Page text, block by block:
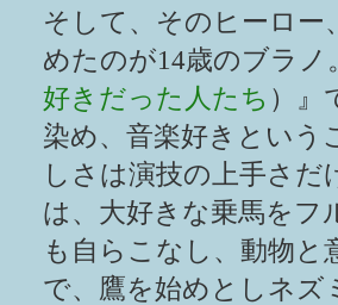
そして、そのヒーロー
めたのが14歳のブラノ
好きだった人たち ）』
染め、音楽好きという
しさは演技の上手さ
は、大好きな乗馬をフ
も自らこなし、動物
で、鷹を始めとしネズ